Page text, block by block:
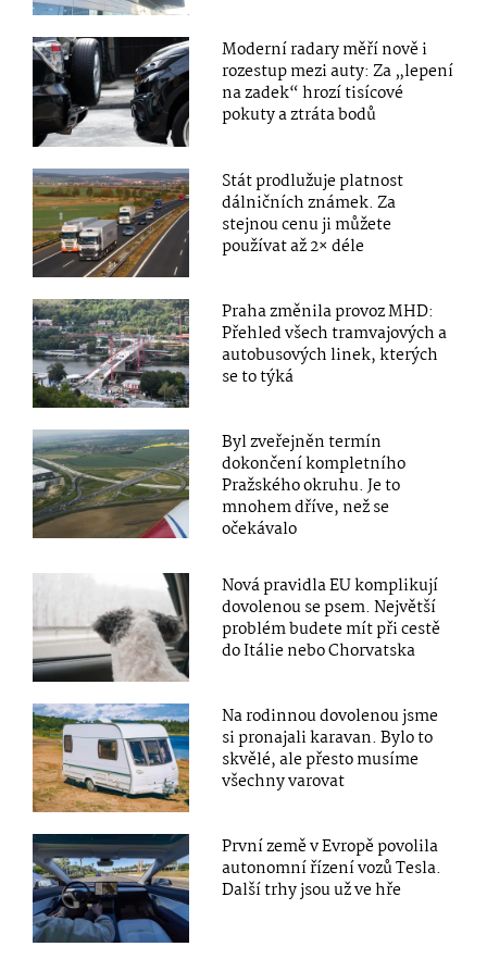
Moderní radary měří nově i
rozestup mezi auty: Za „lepení
na zadek“ hrozí tisícové
pokuty a ztráta bodů
Stát prodlužuje platnost
dálničních známek. Za
stejnou cenu ji můžete
používat až 2× déle
Praha změnila provoz MHD:
Přehled všech tramvajových a
autobusových linek, kterých
se to týká
Byl zveřejněn termín
dokončení kompletního
Pražského okruhu. Je to
mnohem dříve, než se
očekávalo
Nová pravidla EU komplikují
dovolenou se psem. Největší
problém budete mít při cestě
do Itálie nebo Chorvatska
Na rodinnou dovolenou jsme
si pronajali karavan. Bylo to
skvělé, ale přesto musíme
všechny varovat
První země v Evropě povolila
autonomní řízení vozů Tesla.
Další trhy jsou už ve hře